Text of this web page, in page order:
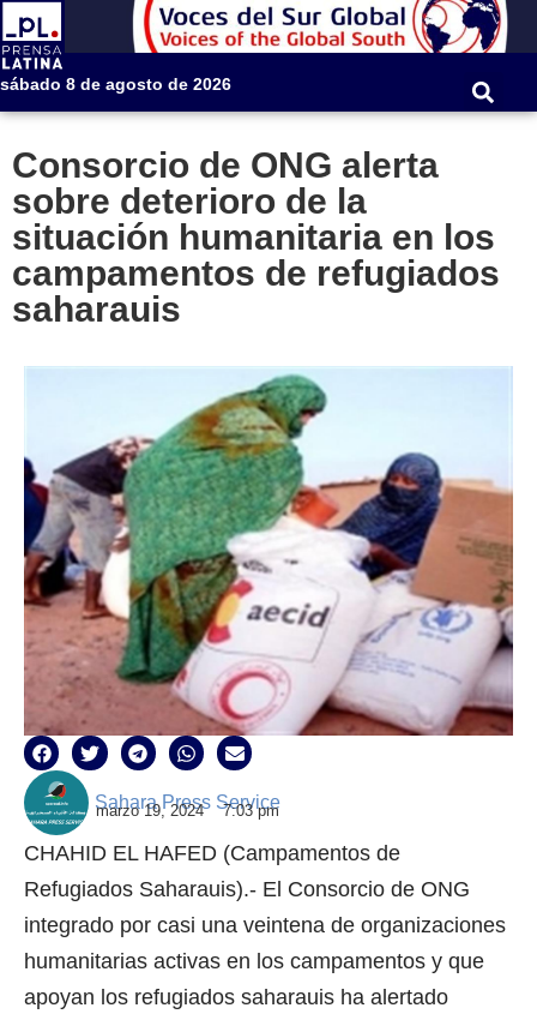
sábado 8 de agosto de 2026
Consorcio de ONG alerta
sobre deterioro de la
situación humanitaria en los
campamentos de refugiados
saharauis
Sahara Press Service
marzo 19, 2024 7:03 pm
CHAHID EL HAFED (Campamentos de
Refugiados Saharauis).- El Consorcio de ONG
integrado por casi una veintena de organizaciones
humanitarias activas en los campamentos y que
apoyan los refugiados saharauis ha alertado